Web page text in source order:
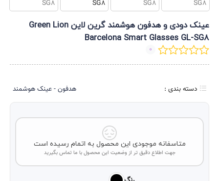
عینک دودی و هدفون هوشمند گرین لاین Green Lion
Barcelona Smart Glasses GL-SG8
0
دسته بندی : هدفون - عینک هوشمند
متاسفانه موجودی این محصول به اتمام رسیده است
جهت اطلاع دقیق تر از وضعیت این محصول با ما تماس بگیرید